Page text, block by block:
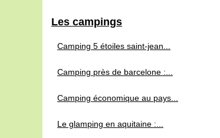
Les campings
Camping 5 étoiles saint-jean...
Camping près de barcelone :...
Camping économique au pays...
Le glamping en aquitaine :...